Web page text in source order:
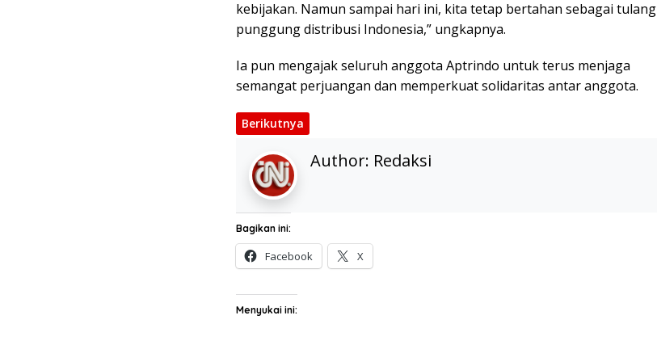
kebijakan. Namun sampai hari ini, kita tetap bertahan sebagai tulang
punggung distribusi Indonesia,” ungkapnya.
Ia pun mengajak seluruh anggota Aptrindo untuk terus menjaga
semangat perjuangan dan memperkuat solidaritas antar anggota.
Berikutnya
Author: Redaksi
Bagikan ini:
Facebook X
Menyukai ini: